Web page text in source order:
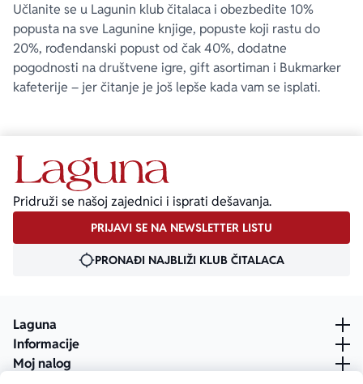
Učlanite se u Lagunin klub čitalaca i obezbedite 10%
popusta na sve Lagunine knjige, popuste koji rastu do
20%, rođendanski popust od čak 40%, dodatne
pogodnosti na društvene igre, gift asortiman i Bukmarker
kafeterije – jer čitanje je još lepše kada vam se isplati.
Pridruži se našoj zajednici i isprati dešavanja.
PRIJAVI SE NA NEWSLETTER LISTU
PRONAĐI NAJBLIŽI KLUB ČITALACA
Laguna
Informacije
Moj nalog